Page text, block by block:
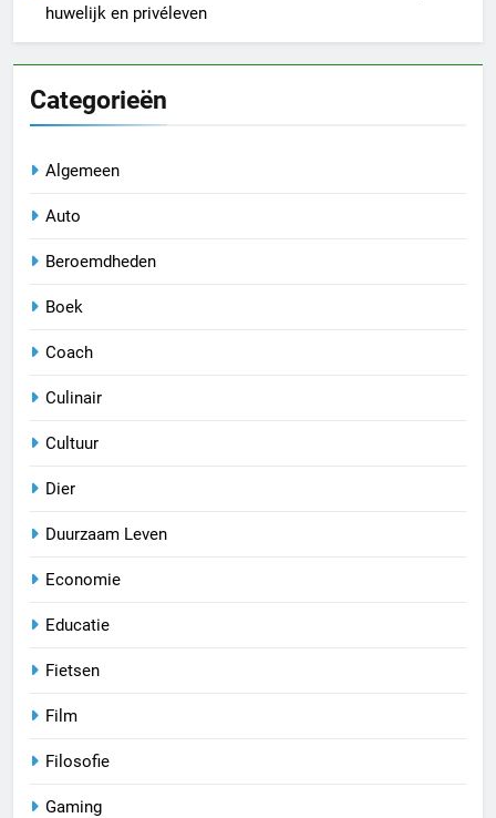
huwelijk en privéleven
Categorieën
Algemeen
Auto
Beroemdheden
Boek
Coach
Culinair
Cultuur
Dier
Duurzaam Leven
Economie
Educatie
Fietsen
Film
Filosofie
Gaming